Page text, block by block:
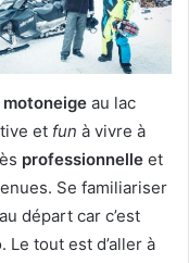
au lac
et fun à vivre à
professionnelle et
Se familiariser
au départ car c’est
tout est d’aller à